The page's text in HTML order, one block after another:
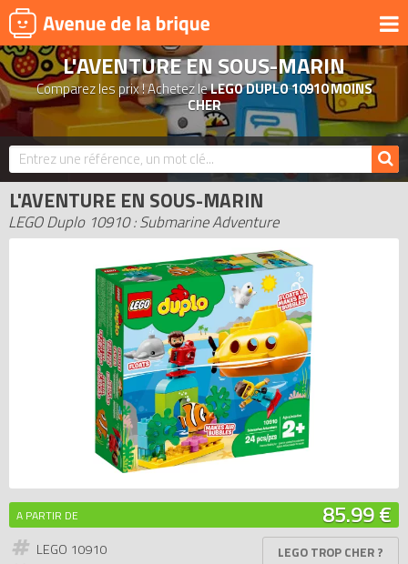
UNIVERS
PRODUITS DÉRIVÉS
NOUVEAUTÉS
LEGO 2026
BONS PLANS
ACTUALITÉS
ASSOCIATIONS DE FANS
EXPOSITIONS LEGO
LEGO LES PLUS CHERS
DERNIERS LEGO AJOUTÉS
L'AVENTURE EN SOUS-MARIN
Comparez les prix ! Achetez leLEGO DUPLO 10910 MOINS
CHER
L'AVENTURE EN SOUS-MARIN
LEGO Duplo 10910 : Submarine Adventure
A PARTIR DE 85.99 €
LEGO 10910
LEGO TROP CHER ?